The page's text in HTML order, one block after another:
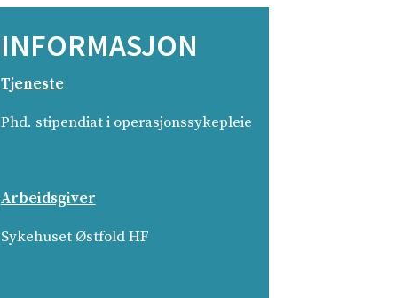
INFORMASJON
Tjeneste
Phd. stipendiat i operasjonssykepleie
Arbeidsgiver
Sykehuset Østfold HF